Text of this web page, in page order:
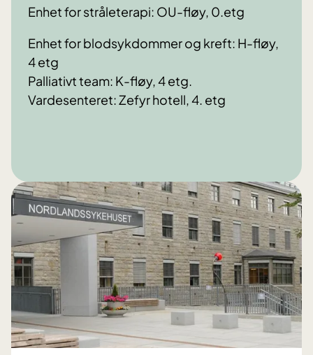
Enhet for stråleterapi: OU-fløy, 0.etg
Enhet for blodsykdommer og kreft: H-fløy,
4 etg
Palliativt team: K-fløy, 4 etg.
Vardesenteret: Zefyr hotell, 4. etg